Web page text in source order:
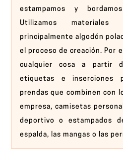
estampamos y
Utilizamos
principalmente algodón
el proceso de creación. Por
cualquier cosa a partir
etiquetas e inserciones
prendas que combinen con
empresa, camisetas
deportivo o estampados
espalda, las mangas o las